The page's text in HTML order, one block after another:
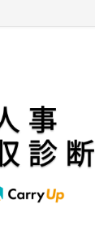
用するためブラ